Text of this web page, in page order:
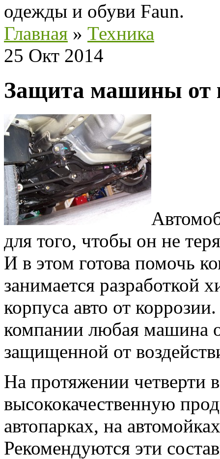
одежды и обуви Faun.
Главная » Техника
25 Окт 2014
Защита машины от
для того, чтобы он не
И в этом готова помочь
занимается разработкой
корпуса авто от
компании любая машина
защищенной от
На протяжении четверти
высококачественную
автопарках, на
Рекомендуются эти